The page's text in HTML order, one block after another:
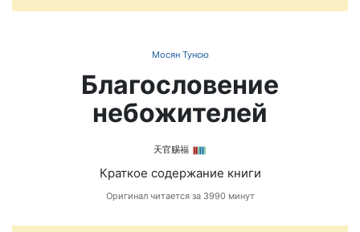
Мосян Тунсю
Благословение
небожителей
天官赐福
Краткое содержание книги
Оригинал читается за 3990 минут